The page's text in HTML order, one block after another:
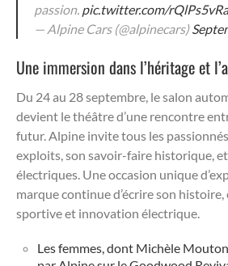
passion. pic.twitter.com/
— Alpine Cars (@alpinecars)
Une immersion dans l’héritage et
Du 24 au 28 septembre, le salon
devient le théâtre d’une rencontre
futur. Alpine invite tous les
exploits, son savoir-faire historique,
électriques. Une occasion unique
marque continue d’écrire son
sportive et innovation électrique.
Les femmes, dont Michèle